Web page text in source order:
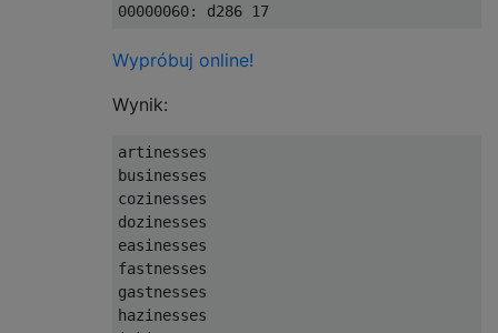
Wypróbuj online!
Wynik:
artinesses
businesses
cozinesses
dozinesses
easinesses
fastnesses
gastnesses
hazinesses